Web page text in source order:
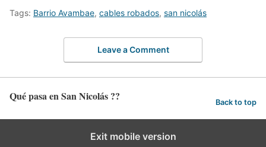
Tags: Barrio Avambae, cables robados, san nicolás
Leave a Comment
Qué pasa en San Nicolás ?? Back to top
Exit mobile version